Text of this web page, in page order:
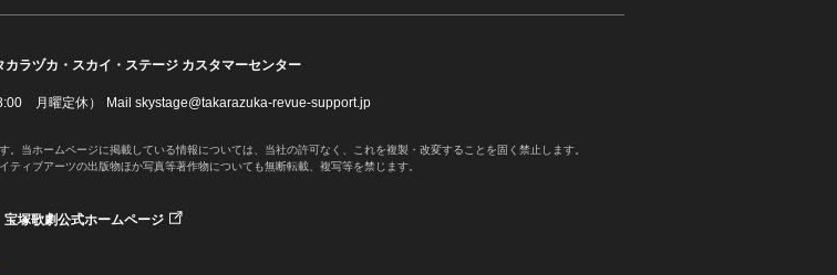
カラヅカ・スカイ・ステージ カスタマーセンター
月曜定休） Mail skystage@takarazuka-revue-support.jp
当ホームページに掲載している情報については、当社の許可なく、これを複製・改変することを固く禁止します。
ティブアーツの出版物ほか写真等著作物についても無断転載、複写等を禁じます。
宝塚歌劇公式ホームページ